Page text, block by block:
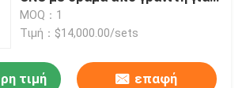
βιομηχανικές εφαρμογές
MOQ：1
Τιμή：$14,000.00/sets
τιμή επαφή